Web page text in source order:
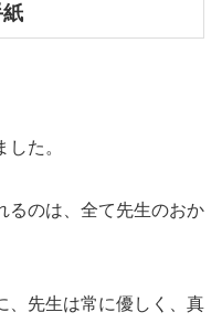
た。
るのは、全て先生のおか
、先生は常に優しく、真